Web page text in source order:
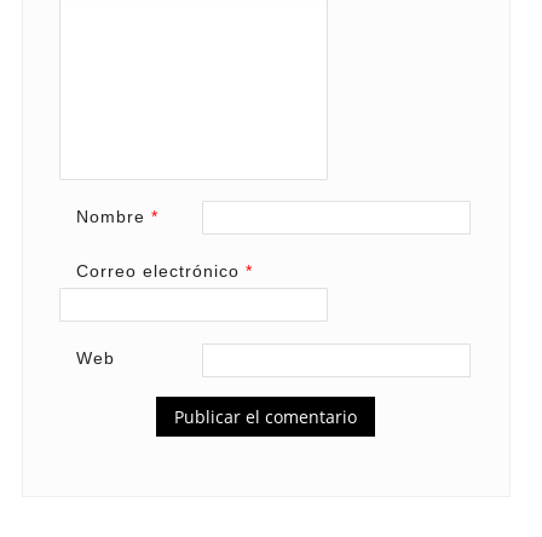
Nombre *
Correo electrónico *
Web